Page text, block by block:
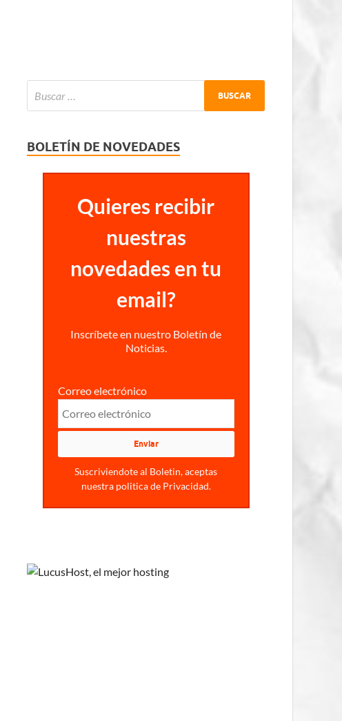
BOLETÍN DE NOVEDADES
Quieres recibir
nuestras
novedades en tu
email?
Inscríbete en nuestro Boletín de
Noticias.
Correo electrónico
Suscriviendote al Boletin, aceptas
nuestra politica de Privacidad.